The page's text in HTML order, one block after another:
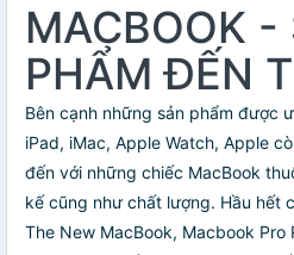
MACBOOK -
PHẨM ĐẾN
Bên cạnh những sản phẩm được
iPad, iMac, Apple Watch, Apple
đến với những chiếc MacBook
kế cũng như chất lượng. Hầu hết
The New MacBook, Macbook Pro